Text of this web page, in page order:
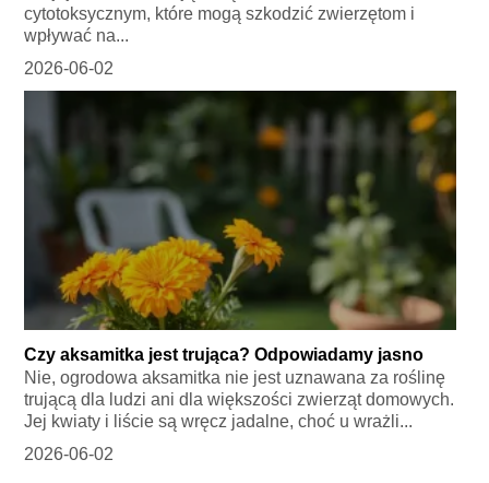
cytotoksycznym, które mogą szkodzić zwierzętom i
wpływać na...
2026-06-02
Czy aksamitka jest trująca? Odpowiadamy jasno
Nie, ogrodowa aksamitka nie jest uznawana za roślinę
trującą dla ludzi ani dla większości zwierząt domowych.
Jej kwiaty i liście są wręcz jadalne, choć u wrażli...
2026-06-02